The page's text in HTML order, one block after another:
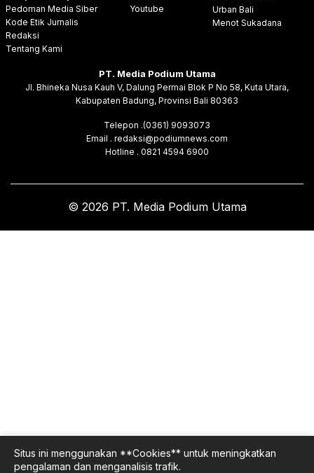
Pedoman Media Siber
Kode Etik Jurnalis
Redaksi
Tentang Kami
Youtube
Urban Bali
Menot Sukadana
PT. Media Podium Utama
Jl. Bhineka Nusa Kauh V, Dalung Permai Blok P No 58, Kuta Utara,
Kabupaten Badung, Provinsi Bali 80363
Telepon .(0361) 9093073
Email . redaksi@podiumnews.com
Hotline . 0821 4594 6900
© 2026 PT. Media Podium Utama
Situs ini menggunakan **Cookies** untuk meningkatkan
pengalaman dan menganalisis trafik.